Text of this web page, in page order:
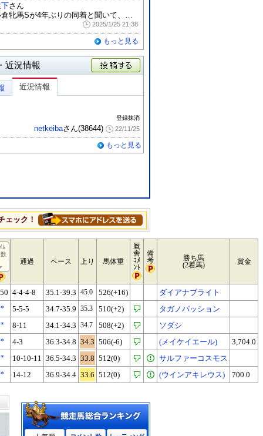
さん
小倉牝馬Sが4年ぶりの同着と聞いて、そう...
2025/1/25 21:38
もっと見る
近況情報
近況情報
登録抹消
netkeibaさん(38644) 22/11/25
もっと見る
ェック！
ﾑ
通過 ペース 上り 馬体重
厩
舎
ｺﾒ
ﾝﾄ
備
考
勝ち馬
(2着馬)
賞金
50 4-4-4-8 35.1-39.3 45.0 526(+16) ダイアナブライト
5-5-5 34.7-35.9 35.3 510(+2) タガノパッション
8-11 34.1-34.3 34.7 508(+2) ソダシ
4-3 36.3-34.8 34.3 506(-6) (メイケイエール) 3,704.0
10-10-11 36.5-34.3 33.8 512(0) サルファーコスモス
14-12 36.9-34.4 33.6 512(0) (ウインアキレウス) 700.0